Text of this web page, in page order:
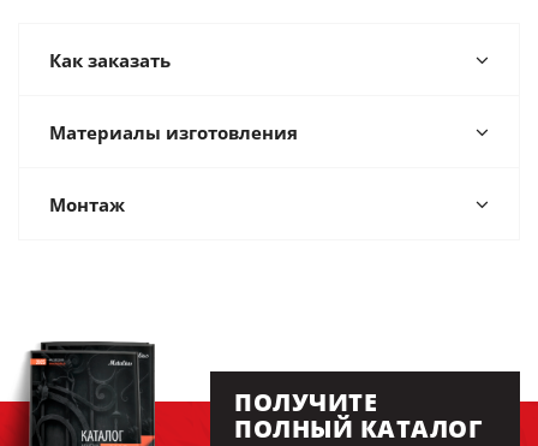
Как заказать
Материалы изготовления
Монтаж
ПОЛУЧИТЕ
ПОЛНЫЙ КАТАЛОГ